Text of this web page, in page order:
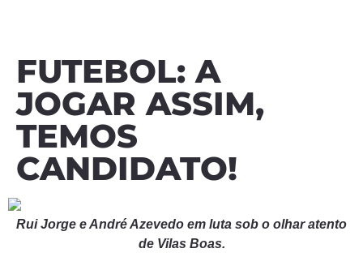
FUTEBOL: A
JOGAR ASSIM,
TEMOS
CANDIDATO!
Rui Jorge e André Azevedo em luta sob o olhar atento
de Vilas Boas.